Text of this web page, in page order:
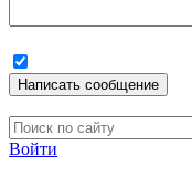
Написать сообщение
Войти